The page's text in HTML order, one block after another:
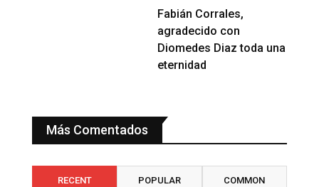
Fabián Corrales,
agradecido con
Diomedes Diaz toda una
eternidad
Más Comentados
RECENT POPULAR COMMON